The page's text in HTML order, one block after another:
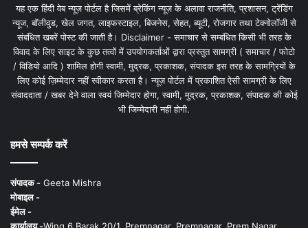
यह एक हिंदी वेब न्यूज़ पोर्टल है जिसमें ब्रेकिंग न्यूज़ के अलावा राजनीति, प्रशासन, ट्रेंडिंग
न्यूज, बॉलीवुड, खेल जगत, लाइफस्टाइल, बिजनेस, सेहत, ब्यूटी, रोजगार तथा टेक्नोलॉजी से
संबंधित खबरें पोस्ट की जाती है। Disclaimer - समाचार से सम्बंधित किसी भी तरह के
विवाद के लिए साइट के कुछ तत्वों में उपयोगकर्ताओं द्वारा प्रस्तुत सामग्री ( समाचार / फोटो
/ विडियो आदि ) शामिल होगी स्वामी, मुद्रक, प्रकाशक, संपादक इस तरह के सामग्रियों के
लिए कोई ज़िम्मेदार नहीं स्वीकार करता है। न्यूज़ पोर्टल में प्रकाशित ऐसी सामग्री के लिए
संवाददाता / खबर देने वाला स्वयं जिम्मेदार होगा, स्वामी, मुद्रक, प्रकाशक, संपादक की कोई
भी जिम्मेदारी नहीं होगी.
हमसे सम्पर्क करें
संपादक - Geeta Mishra
मोबाइल -
ईमेल -
कार्यालय -Wing 6 Barak 20/1, Premnagar, Premnagar, Prem Nagar,